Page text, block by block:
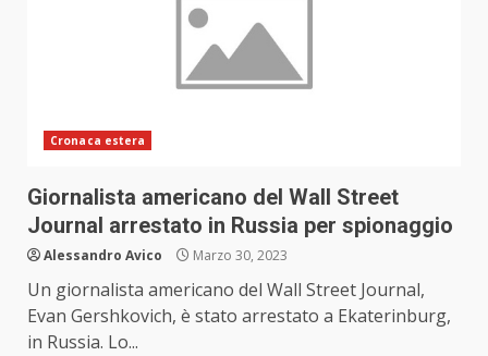
Cronaca estera
Giornalista americano del Wall Street
Journal arrestato in Russia per spionaggio
Alessandro Avico Marzo 30, 2023
Un giornalista americano del Wall Street Journal,
Evan Gershkovich, è stato arrestato a Ekaterinburg,
in Russia. Lo...